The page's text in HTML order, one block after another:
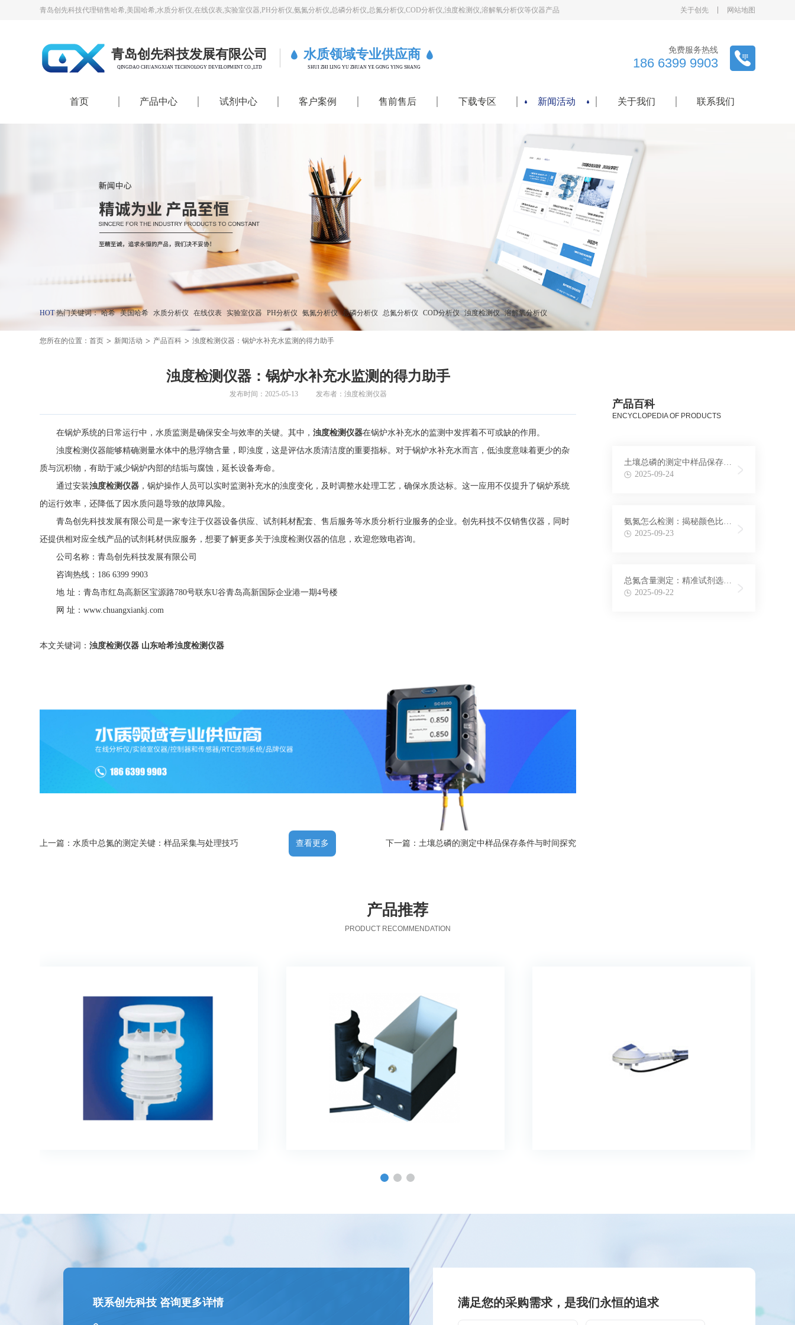
青岛创先科技代理销售哈希,美国哈希,水质分析仪,在线仪表,实验室仪器,PH分析仪,氨氮分析仪,总磷分析仪,总氮分析仪,COD分析仪,浊度检测仪,溶解氧分析仪等仪器产品 关于创先 网站地图
青岛创先科技发展有限公司
QINGDAO CHUANGXIAN TECHNOLOGY DEVELOPMENT CO.,LTD
水质领域专业供应商
SHUI ZHI LING YU ZHUAN YE GONG YING SHANG
免费服务热线
186 6399 9903
首页 产品中心 试剂中心 客户案例 售前售后 下载专区 新闻活动 关于我们 联系我们
HOT热门关键词： 哈希 美国哈希 水质分析仪 在线仪表 实验室仪器 PH分析仪 氨氮分析仪 总磷分析仪 总氮分析仪 COD分析仪 浊度检测仪 溶解氧分析仪
您所在的位置：首页 > 新闻活动 > 产品百科 > 浊度检测仪器：锅炉水补充水监测的得力助手
浊度检测仪器：锅炉水补充水监测的得力助手
发布时间：2025-05-13 发布者：浊度检测仪器
在锅炉系统的日常运行中，水质监测是确保安全与效率的关键。其中，浊度检测仪器在锅炉水补充水的监测中发挥着不可或缺的作用。
浊度检测仪器能够精确测量水体中的悬浮物含量，即浊度，这是评估水质清洁度的重要指标。对于锅炉水补充水而言，低浊度意味着更少的杂
质与沉积物，有助于减少锅炉内部的结垢与腐蚀，延长设备寿命。
通过安装浊度检测仪器 ，锅炉操作人员可以实时监测补充水的浊度变化，及时调整水处理工艺，确保水质达标。这一应用不仅提升了锅炉系统
的运行效率，还降低了因水质问题导致的故障风险。
青岛创先科技发展有限公司是一家专注于仪器设备供应、试剂耗材配套、售后服务等水质分析行业服务的企业。创先科技不仅销售仪器，同时
还提供相对应全线产品的试剂耗材供应服务，想要了解更多关于浊度检测仪器的信息，欢迎您致电咨询。
公司名称：青岛创先科技发展有限公司
咨询热线：186 6399 9903
地 址：青岛市红岛高新区宝源路780号联东U谷青岛高新国际企业港一期4号楼
网 址：www.chuangxiankj.com
本文关键词：浊度检测仪器 山东哈希浊度检测仪器
上一篇：水质中总氮的测定关键：样品采集与处理技巧 查看更多 下一篇：土壤总磷的测定中样品保存条件与时间探究
产品百科
ENCYCLOPEDIA OF PRODUCTS
土壤总磷的测定中样品保存条
件与时间探究
2025-09-24
氨氮怎么检测：揭秘颜色比色
法在氨氮检测中的应用
2025-09-23
总氮含量测定：精准试剂选择
与配制方法揭秘
2025-09-22
产品推荐
PRODUCT RECOMMENDATION
联系创先科技 咨询更多详情 满足您的采购需求，是我们永恒的追求